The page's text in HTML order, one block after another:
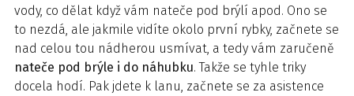
vody, co dělat když vám nateče pod brýlí apod. Ono se
to nezdá, ale jakmile vidíte okolo první rybky, začnete se
nad celou tou nádherou usmívat, a tedy vám zaručeně
nateče pod brýle i do náhubku. Takže se tyhle triky
docela hodí. Pak jdete k lanu, začnete se za asistence